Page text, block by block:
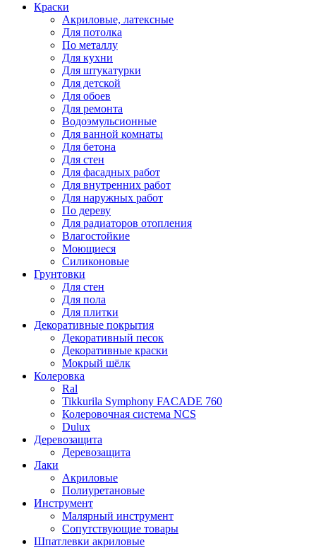
Краски
Акриловые, латексные
Для потолка
По металлу
Для кухни
Для штукатурки
Для детской
Для обоев
Для ремонта
Водоэмульсионные
Для ванной комнаты
Для бетона
Для стен
Для фасадных работ
Для внутренних работ
Для наружных работ
По дереву
Для радиаторов отопления
Влагостойкие
Моющиеся
Силиконовые
Грунтовки
Для стен
Для пола
Для плитки
Декоративные покрытия
Декоративный песок
Декоративные краски
Мокрый шёлк
Колеровка
Ral
Tikkurila Symphony FACADE 760
Колеровочная система NCS
Dulux
Деревозащита
Деревозащита
Лаки
Акриловые
Полиуретановые
Инструмент
Малярный инструмент
Сопутствующие товары
Шпатлевки акриловые